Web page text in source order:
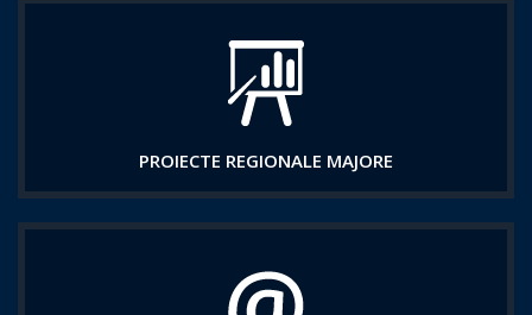
PROIECTE REGIONALE MAJORE